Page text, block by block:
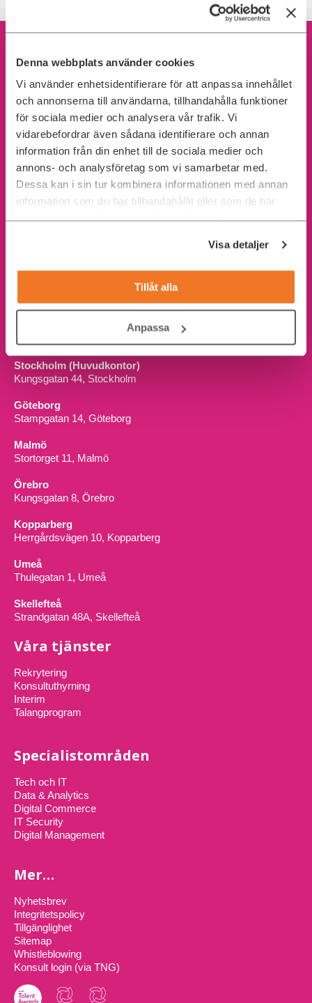
Denna webbplats använder cookies
Vi använder enhetsidentifierare för att anpassa innehållet
och annonserna till användarna, tillhandahålla funktioner
för sociala medier och analysera vår trafik. Vi
vidarebefordrar även sådana identifierare och annan
information från din enhet till de sociala medier och
annons- och analysföretag som vi samarbetar med.
Dessa kan i sin tur kombinera informationen med annan
information som du har tillhandahållit eller som de har
samlat in när du har använt deras tjänster.
Visa detaljer
Tillåt alla
Anpassa
Kontakta oss
Telefon
08-21 92 00
E-post
hej@adadigital.se
Boka möte
Org.nr
Kungsgatan 44
© 2026 Ada Digital
Våra kontor
Stockholm (Huvudkontor)
Kungsgatan 44, Stockholm
Göteborg
Stampgatan 14, Göteborg
Malmö
Stortorget 11, Malmö
Örebro
Kungsgatan 8, Örebro
Kopparberg
Herrgårdsvägen 10, Kopparberg
Umeå
Thulegatan 1, Umeå
Skellefteå
Strandgatan 48A, Skellefteå
Våra tjänster
Rekrytering
Konsultuthyrning
Interim
Talangprogram
Specialistområden
Tech och IT
Data & Analytics
Digital Commerce
IT Security
Digital Management
Mer…
Nyhetsbrev
Integritetspolicy
Tillgänglighet
Sitemap
Whistleblowing
Konsult login (via TNG)